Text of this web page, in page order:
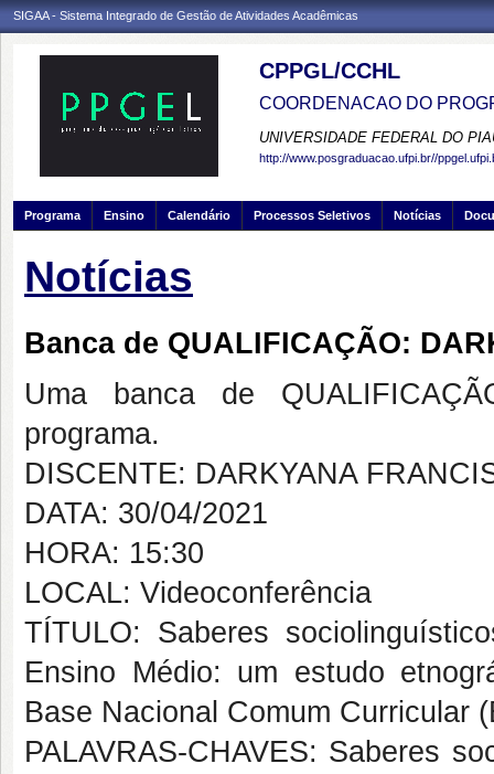
SIGAA - Sistema Integrado de Gestão de Atividades Acadêmicas
CPPGL/CCHL
COORDENACAO DO
UNIVERSIDADE FEDERAL DO
http://www.posgraduacao.ufpi.br//
Programa Ensino Calendário Processos Seletivos Notícias
Notícias
Banca de QUALIFICAÇÃO:
Uma banca de
programa.
DISCENTE: DARKYANA
DATA: 30/04/2021
HORA: 15:30
LOCAL: Videoconferência
TÍTULO: Saberes
Ensino Médio: um estudo
Base Nacional Comum Curricular
PALAVRAS-CHAVES: Saberes